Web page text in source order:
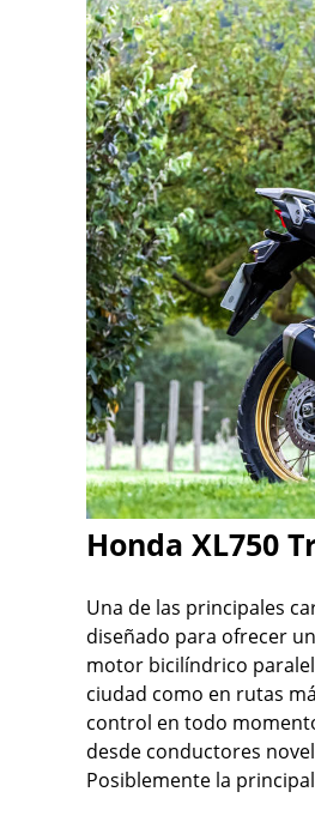
Honda XL750
Una de las principales
diseñado para ofrecer
motor bicilíndrico
ciudad como en rutas
control en todo
desde conductores
Posiblemente la